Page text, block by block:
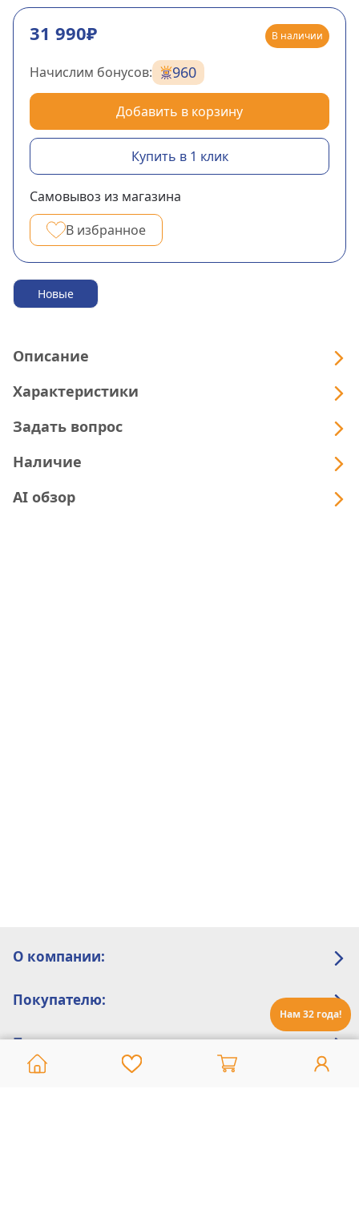
Нам 32 года!
31 990₽ В наличии
Начислим бонусов: 960
Добавить в корзину
Купить в 1 клик
Самовывоз из магазина
В избранное
Новые
Описание
Характеристики
Задать вопрос
Наличие
AI обзор
О компании:
Покупателю:
Помощь: